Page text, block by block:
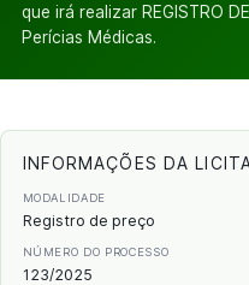
que irá realizar REGISTRO
Perícias Médicas.
INFORMAÇÕES DA
MODALIDADE
Registro de preço
NÚMERO DO PROCESSO
123/2025